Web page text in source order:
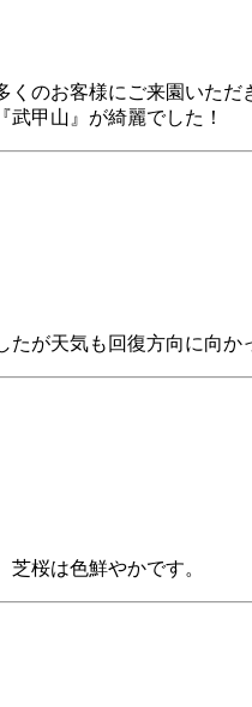
のお客様にご来園いただ
甲山』が綺麗でした！
が天気も回復方向に向か
桜は色鮮やかです。